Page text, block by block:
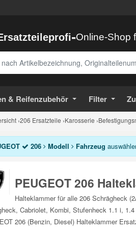
-Online-Shop
& Reifenzubehör Filter
›206 Ersatzteile ›Karosserie ›
206 Modell Fahrzeug
PEUGEOT 206
Halteklammer für alle 206 Schrägheck
Cabriolet, Kombi, Stufenheck 1.1 i,
206 (Benzin, Diesel) Halteklammer